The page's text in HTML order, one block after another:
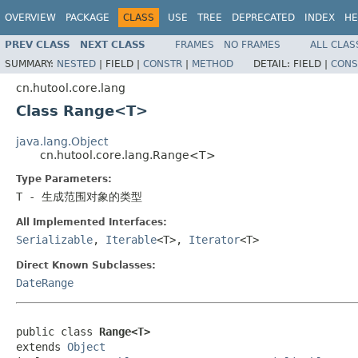
OVERVIEW PACKAGE CLASS USE TREE DEPRECATED INDEX
PREV CLASS NEXT CLASS FRAMES NO FRAMES
ALL
SUMMARY: NESTED | FIELD | CONSTR | METHOD DETAIL: FIELD |
cn.hutool.core.lang
Class Range<T>
java.lang.Object
cn.hutool.core.lang.Range<T>
Type Parameters:
T - 生成范围对象的类型
All Implemented Interfaces:
Serializable, Iterable<T>, Iterator<T>
Direct Known Subclasses:
DateRange
public class Range<T>
extends Object